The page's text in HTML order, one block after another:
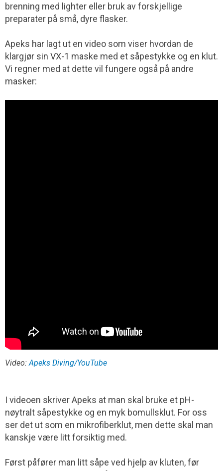
brenning med lighter eller bruk av forskjellige
preparater på små, dyre flasker.
Apeks har lagt ut en video som viser hvordan de
klargjør sin VX-1 maske med et såpestykke og en klut.
Vi regner med at dette vil fungere også på andre
masker:
Video:Apeks Diving/YouTube
I videoen skriver Apeks at man skal bruke et pH-
nøytralt såpestykke og en myk bomullsklut. For oss
ser det ut som en mikrofiberklut, men dette skal man
kanskje være litt forsiktig med.
Først påfører man litt såpe ved hjelp av kluten, før